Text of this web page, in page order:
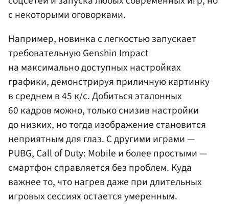
с некоторыми оговорками.
Например, новинка с легкостью запускает
требовательную Genshin Impact
на максимально доступных настройках
графики, демонстрируя приличную картинку
в среднем в 45 к/с. Добиться эталонных
60 кадров можно, только снизив настройки
до низких, но тогда изображение становится
неприятным для глаз. С другими играми —
PUBG, Call of Duty: Mobile и более простыми —
смартфон справляется без проблем. Куда
важнее то, что нагрев даже при длительных
игровых сессиях остается умеренным.